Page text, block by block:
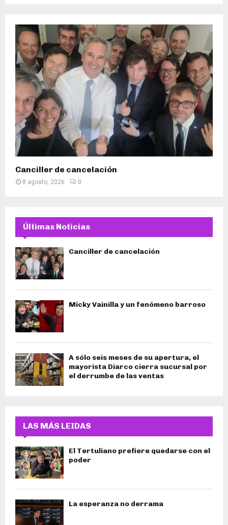
Canciller de cancelación
8 agosto, 2026 0
Últimas Noticias
Canciller de cancelación
Micky Vainilla y un fenómeno barroso
A sólo seis meses de su apertura, el
mayorista Diarco cierra sucursal por
el derrumbe de las ventas
LAS MÁS LEIDAS
El Tertuliano prefiere quedarse con el
poder
La esperanza no derrama